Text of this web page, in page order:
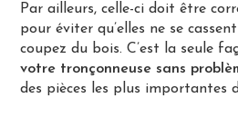
Par ailleurs, celle-ci doit être
pour éviter qu’elles ne se
coupez du bois. C’est la seule
votre tronçonneuse sans
des pièces les plus importantes